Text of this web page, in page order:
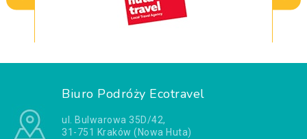
Biuro Podróży Ecotravel
ul. Bulwarowa 35D/42,
31-751 Kraków (Nowa Huta)